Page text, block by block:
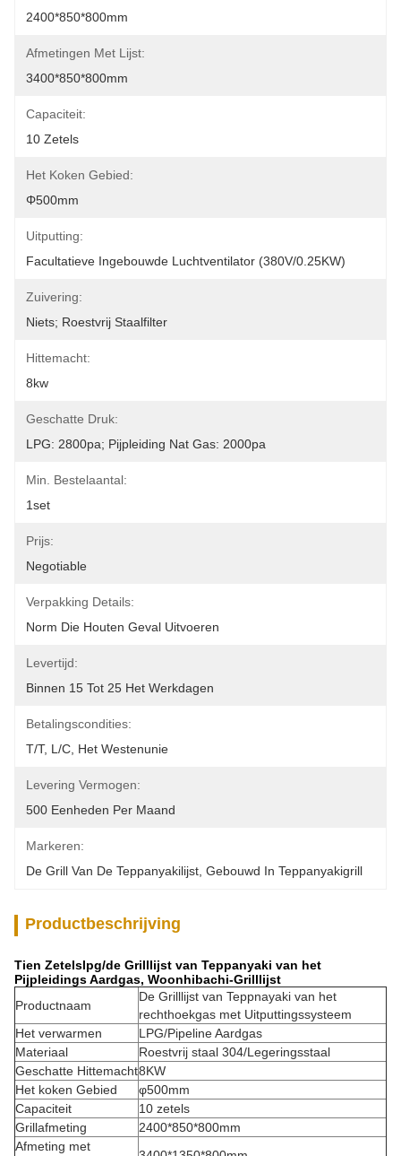
2400*850*800mm
Afmetingen Met Lijst:
3400*850*800mm
Capaciteit:
10 Zetels
Het Koken Gebied:
Φ500mm
Uitputting:
Facultatieve Ingebouwde Luchtventilator (380V/0.25KW)
Zuivering:
Niets; Roestvrij Staalfilter
Hittemacht:
8kw
Geschatte Druk:
LPG: 2800pa; Pijpleiding Nat Gas: 2000pa
Min. Bestelaantal:
1set
Prijs:
Negotiable
Verpakking Details:
Norm Die Houten Geval Uitvoeren
Levertijd:
Binnen 15 Tot 25 Het Werkdagen
Betalingscondities:
T/T, L/C, Het Westenunie
Levering Vermogen:
500 Eenheden Per Maand
Markeren:
De Grill Van De Teppanyakilijst Gebouwd In Teppanyakigrill
Productbeschrijving
Tien Zetelslpg/de Grilllijst van Teppanyaki van het
Pijpleidings Aardgas, Woonhibachi-Grilllijst
Productnaam
De Grilllijst van Teppnayaki van het
rechthoekgas met Uitputtingssysteem
Het verwarmen
LPG/Pipeline Aardgas
Materiaal
Roestvrij staal 304/Legeringsstaal
Geschatte Hittemacht8KW
Het koken Gebied
φ500mm
Capaciteit
10 zetels
Grillafmeting
2400*850*800mm
Afmeting met